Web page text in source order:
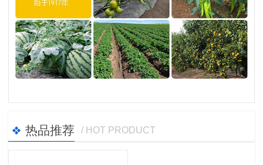
热品推荐 / HOT PRODUCT